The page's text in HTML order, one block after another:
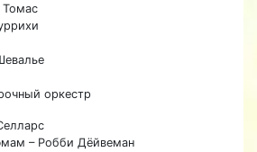
Томас
оркестр
– Робби Дёйвеман